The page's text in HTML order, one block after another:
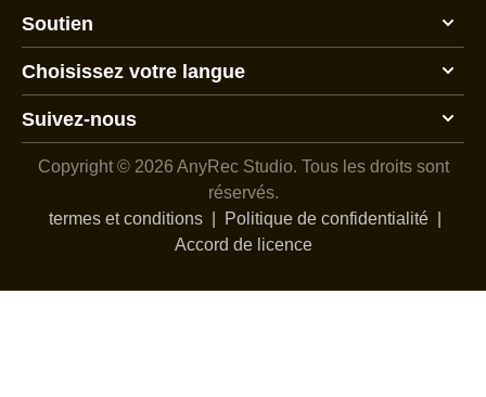
Soutien
Choisissez votre langue
Suivez-nous
Copyright © 2026 AnyRec Studio. Tous les droits sont
réservés.
termes et conditions
Politique de confidentialité
Accord de licence